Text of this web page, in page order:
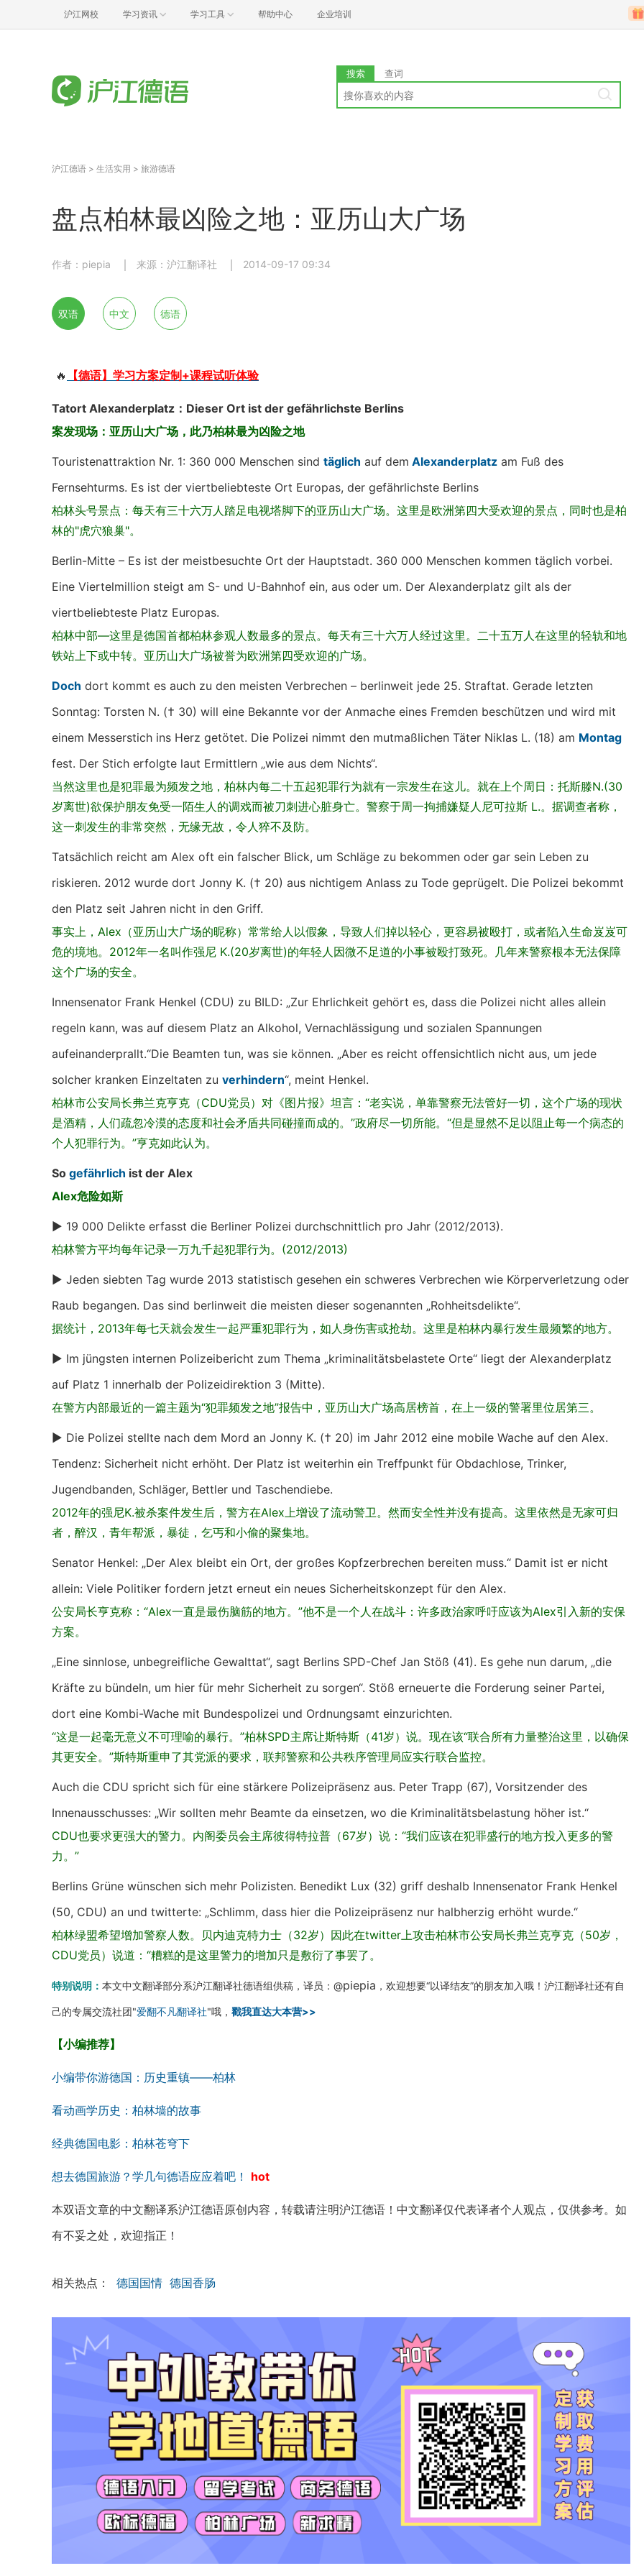
沪江网校 学习资讯 学习工具 帮助中心 企业培训
搜索 查词
沪江德语 > 生活实用 > 旅游德语
盘点柏林最凶险之地：亚历山大广场
作者：piepia 来源：沪江翻译社 2014-09-17 09:34
双语 中文 德语
🔥 【德语】学习方案定制+课程试听体验
Tatort Alexanderplatz： Dieser Ort ist der gefährlichste Berlins
案发现场：亚历山大广场， 此乃柏林最为凶险之地
Touristenattraktion Nr. 1: 360 000 Menschen sind täglich auf dem Alexanderplatz am Fuß des
Fernsehturms. Es ist der viertbeliebteste Ort Europas, der gefährlichste Berlins
柏林头号景点：每天有三十六万人踏足电视塔脚下的亚历山大广场。这里是欧洲第四大受欢迎的景点，同时也是柏
林的"虎穴狼巢"。
Berlin-Mitte – Es ist der meistbesuchte Ort der Hauptstadt. 360 000 Menschen kommen täglich vorbei.
Eine Viertelmillion steigt am S- und U-Bahnhof ein, aus oder um. Der Alexanderplatz gilt als der
viertbeliebteste Platz Europas.
柏林中部—这里是德国首都柏林参观人数最多的景点。每天有三十六万人经过这里。二十五万人在这里的轻轨和地
铁站上下或中转。亚历山大广场被誉为欧洲第四受欢迎的广场。
Doch dort kommt es auch zu den meisten Verbrechen – berlinweit jede 25. Straftat. Gerade letzten
Sonntag: Torsten N. († 30) will eine Bekannte vor der Anmache eines Fremden beschützen und wird mit
einem Messerstich ins Herz getötet. Die Polizei nimmt den mutmaßlichen Täter Niklas L. (18) am Montag
fest. Der Stich erfolgte laut Ermittlern „wie aus dem Nichts“.
当然这里也是犯罪最为频发之地，柏林内每二十五起犯罪行为就有一宗发生在这儿。就在上个周日：托斯滕N.(30
岁离世)欲保护朋友免受一陌生人的调戏而被刀刺进心脏身亡。警察于周一拘捕嫌疑人尼可拉斯 L.。据调查者称，
这一刺发生的非常突然，无缘无故，令人猝不及防。
Tatsächlich reicht am Alex oft ein falscher Blick, um Schläge zu bekommen oder gar sein Leben zu
riskieren. 2012 wurde dort Jonny K. († 20) aus nichtigem Anlass zu Tode geprügelt. Die Polizei bekommt
den Platz seit Jahren nicht in den Griff.
事实上，Alex（亚历山大广场的昵称）常常给人以假象，导致人们掉以轻心，更容易被殴打，或者陷入生命岌岌可
危的境地。2012年一名叫作强尼 K.(20岁离世)的年轻人因微不足道的小事被殴打致死。几年来警察根本无法保障
这个广场的安全。
Innensenator Frank Henkel (CDU) zu BILD: „Zur Ehrlichkeit gehört es, dass die Polizei nicht alles allein
regeln kann, was auf diesem Platz an Alkohol, Vernachlässigung und sozialen Spannungen
aufeinanderprallt.“Die Beamten tun, was sie können. „Aber es reicht offensichtlich nicht aus, um jede
solcher kranken Einzeltaten zu verhindern“, meint Henkel.
柏林市公安局长弗兰克亨克（CDU党员）对《图片报》坦言：“老实说，单靠警察无法管好一切，这个广场的现状
是酒精，人们疏忽冷漠的态度和社会矛盾共同碰撞而成的。”政府尽一切所能。“但是显然不足以阻止每一个病态的
个人犯罪行为。”亨克如此认为。
So gefährlich ist der Alex
Alex危险如斯
► 19 000 Delikte erfasst die Berliner Polizei durchschnittlich pro Jahr (2012/2013).
柏林警方平均每年记录一万九千起犯罪行为。(2012/2013)
► Jeden siebten Tag wurde 2013 statistisch gesehen ein schweres Verbrechen wie Körperverletzung oder
Raub begangen. Das sind berlinweit die meisten dieser sogenannten „Rohheitsdelikte“.
据统计，2013年每七天就会发生一起严重犯罪行为，如人身伤害或抢劫。这里是柏林内暴行发生最频繁的地方。
► Im jüngsten internen Polizeibericht zum Thema „kriminalitätsbelastete Orte“ liegt der Alexanderplatz
auf Platz 1 innerhalb der Polizeidirektion 3 (Mitte).
在警方内部最近的一篇主题为“犯罪频发之地”报告中，亚历山大广场高居榜首，在上一级的警署里位居第三。
► Die Polizei stellte nach dem Mord an Jonny K. († 20) im Jahr 2012 eine mobile Wache auf den Alex.
Tendenz: Sicherheit nicht erhöht. Der Platz ist weiterhin ein Treffpunkt für Obdachlose, Trinker,
Jugendbanden, Schläger, Bettler und Taschendiebe.
2012年的强尼K.被杀案件发生后，警方在Alex上增设了流动警卫。然而安全性并没有提高。这里依然是无家可归
者，醉汉，青年帮派，暴徒，乞丐和小偷的聚集地。
Senator Henkel: „Der Alex bleibt ein Ort, der großes Kopfzerbrechen bereiten muss.“ Damit ist er nicht
allein: Viele Politiker fordern jetzt erneut ein neues Sicherheitskonzept für den Alex.
公安局长亨克称：“Alex一直是最伤脑筋的地方。”他不是一个人在战斗：许多政治家呼吁应该为Alex引入新的安保
方案。
„Eine sinnlose, unbegreifliche Gewalttat“, sagt Berlins SPD-Chef Jan Stöß (41). Es gehe nun darum, „die
Kräfte zu bündeln, um hier für mehr Sicherheit zu sorgen“. Stöß erneuerte die Forderung seiner Partei,
dort eine Kombi-Wache mit Bundespolizei und Ordnungsamt einzurichten.
“这是一起毫无意义不可理喻的暴行。”柏林SPD主席让斯特斯（41岁）说。现在该“联合所有力量整治这里，以确保
其更安全。”斯特斯重申了其党派的要求，联邦警察和公共秩序管理局应实行联合监控。
Auch die CDU spricht sich für eine stärkere Polizeipräsenz aus. Peter Trapp (67), Vorsitzender des
Innenausschusses: „Wir sollten mehr Beamte da einsetzen, wo die Kriminalitätsbelastung höher ist.“
CDU也要求更强大的警力。内阁委员会主席彼得特拉普（67岁）说：“我们应该在犯罪盛行的地方投入更多的警
力。”
Berlins Grüne wünschen sich mehr Polizisten. Benedikt Lux (32) griff deshalb Innensenator Frank Henkel
(50, CDU) an und twitterte: „Schlimm, dass hier die Polizeipräsenz nur halbherzig erhöht wurde.“
柏林绿盟希望增加警察人数。贝内迪克特力士（32岁）因此在twitter上攻击柏林市公安局长弗兰克亨克（50岁，
CDU党员）说道：“糟糕的是这里警力的增加只是敷衍了事罢了。
特别说明： 本文中文翻译部分系沪江翻译社德语组供稿，译员：@piepia ，欢迎想要“以译结友”的朋友加入哦！沪江翻译社还有自
己的专属交流社团"爱翻不凡翻译社"哦， 戳我直达大本营>>
【小编推荐】
小编带你游德国：历史重镇——柏林
看动画学历史：柏林墙的故事
经典德国电影：柏林苍穹下
想去德国旅游？学几句德语应应着吧！ hot
本双语文章的中文翻译系沪江德语原创内容，转载请注明沪江德语！中文翻译仅代表译者个人观点，仅供参考。如
有不妥之处，欢迎指正！
相关热点： 德国国情 德国香肠